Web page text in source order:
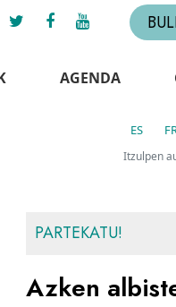
AGENDA
ES
Itzulpen
PARTEKATU!
Azken